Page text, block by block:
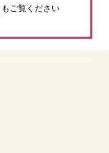
もご覧ください